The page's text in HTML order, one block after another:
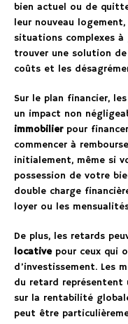
bien actuel ou de
leur nouveau
situations complexes
trouver une solution
coûts et les
Sur le plan financier,
un impact non
immobilierpour
commencer à
initialement, même si
possession de votre
double charge
loyer ou les
De plus, les retards
locativepour ceux qui
d’investissement. Les
du retard représentent
sur la rentabilité
peut être